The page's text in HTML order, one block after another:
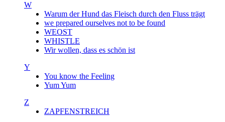
W
Warum der Hund das Fleisch durch den Fluss trägt
we prepared ourselves not to be found
WEOST
WHISTLE
Wir wollen, dass es schön ist
Y
You know the Feeling
Yum Yum
Z
ZAPFENSTREICH